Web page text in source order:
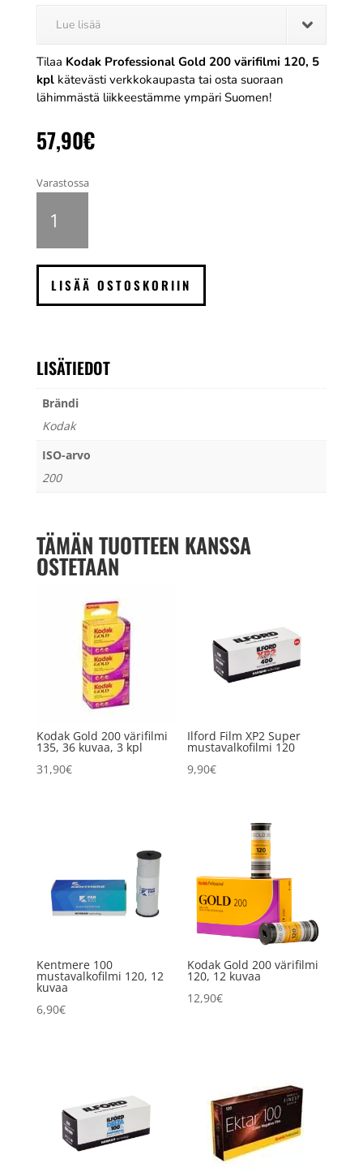
Lue lisää
Tilaa Kodak Professional Gold 200 värifilmi 120, 5
kplkätevästi verkkokaupasta tai osta suoraan
lähimmästä liikkeestämme ympäri Suomen!
57,90€
Varastossa
Professional
värifilmi
120,
LISÄÄ OSTOSKORIIN
LISÄTIEDOT
Brändi
Kodak
ISO-arvo
200
TÄMÄN TUOTTEEN KANSSA
OSTETAAN
Kodak Gold 200 värifilmi
135, 36 kuvaa, 3 kpl
31,90€
Ilford Film XP2 Super
mustavalkofilmi 120
9,90€
Kentmere 100
mustavalkofilmi 120, 12
kuvaa
6,90€
Kodak Gold 200 värifilmi
120, 12 kuvaa
12,90€